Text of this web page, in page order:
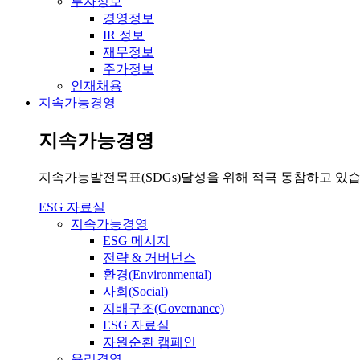
경영정보
IR 정보
재무정보
주가정보
인재채용
지속가능경영
지속가능경영
지속가능발전목표(SDGs)달성을 위해 적극 동참하고 있
ESG 자료실
지속가능경영
ESG 메시지
전략 & 거버넌스
환경(Environmental)
사회(Social)
지배구조(Governance)
ESG 자료실
자원순환 캠페인